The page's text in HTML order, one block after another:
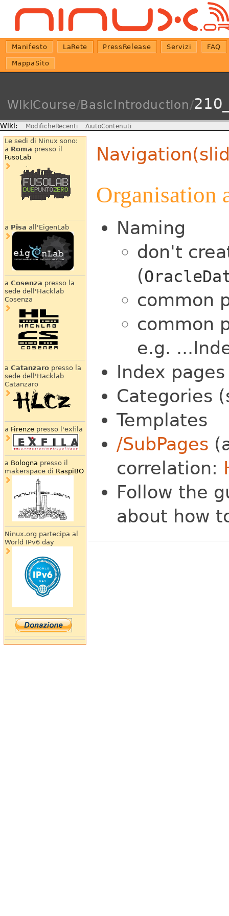
Manifesto LaRete PressRelease Servizi FAQ
MappaSito
WikiCourse/BasicIntroduction/
Wiki: ModificheRecenti AiutoContenuti
Le sedi di Ninux sono:
a Roma presso il
FusoLab
a Pisa all'EigenLab
a Cosenza presso la
sede dell'Hacklab
Cosenza
a Catanzaropresso la
sede dell'Hacklab
Catanzaro
a Firenzepresso l'exfila
a Bologna presso il
makerspace di RaspiBO
Ninux.org partecipa al
World IPv6 day
Organisation
Naming
don't
(
common
common
e.g.
Index pages
Categories
Templates
/SubPages
correlation:
Follow the
about how